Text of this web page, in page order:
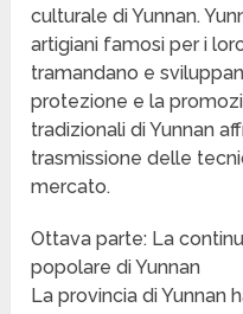
culturale di Yunnan.
artigiani famosi per i
tramandano e
protezione e la
tradizionali di Yunnan
trasmissione delle
mercato.
Ottava parte: La
popolare di Yunnan
La provincia di Yunnan